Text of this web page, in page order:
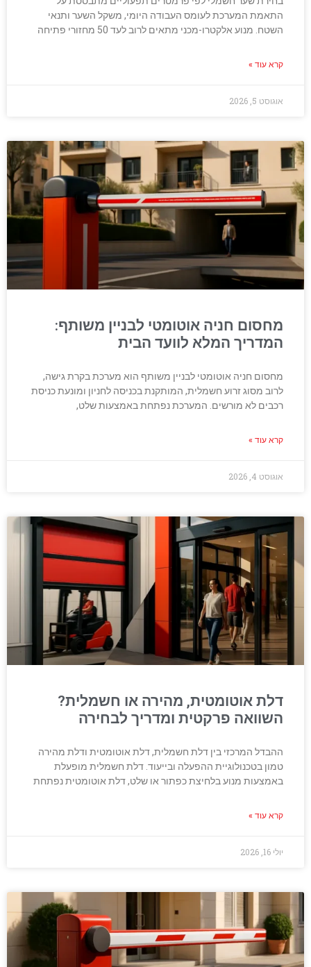
התאמת המערכת לעומס העבודה היומי, משקל השער ותנאי
השטח. מנוע אלקטרו-מכני מתאים לרוב לעד 50 מחזורי פתיחה
קרא עוד »
אוגוסט 5, 2026
מחסום חניה אוטומטי לבניין משותף:
המדריך המלא לוועד הבית
מחסום חניה אוטומטי לבניין משותף הוא מערכת בקרת גישה,
לרוב מסוג זרוע חשמלית, המותקנת בכניסה לחניון ומונעת כניסת
רכבים לא מורשים. המערכת נפתחת באמצעות שלט,
קרא עוד »
אוגוסט 4, 2026
דלת אוטומטית, מהירה או חשמלית?
השוואה פרקטית ומדריך לבחירה
ההבדל המרכזי בין דלת חשמלית, דלת אוטומטית ודלת מהירה
טמון בטכנולוגיית ההפעלה ובייעוד. דלת חשמלית מופעלת
באמצעות מנוע בלחיצת כפתור או שלט, דלת אוטומטית נפתחת
קרא עוד »
יולי 16, 2026